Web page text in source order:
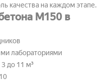
качества на каждом этапе.
М150 в
лабораториями
до 11 м³